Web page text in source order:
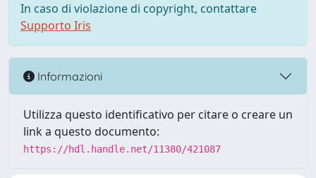
In caso di violazione di copyright, contattare
Supporto Iris
Informazioni
Utilizza questo identificativo per citare o creare un
link a questo documento:
https://hdl.handle.net/11380/421087